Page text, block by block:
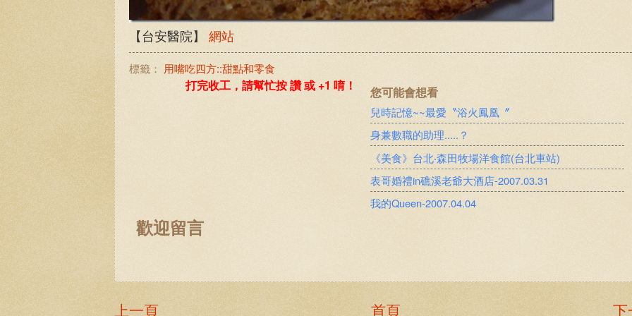
【台安醫院】 網站
標籤： 用嘴吃四方::甜點和零食
您可能會想看
兒時記憶~~最愛〝浴火鳳凰〞
身兼數職的助理.....？
《美食》台北‧森田牧場洋食館(台北車站)
表哥婚禮in礁溪老爺大酒店-2007.03.31
我的Queen-2007.04.04
歡迎留言
上一頁 下
首頁